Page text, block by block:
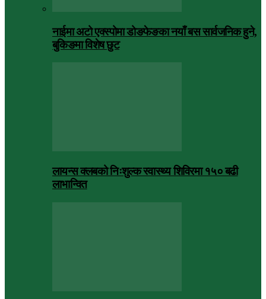
नाईमा अटो एक्स्पोमा डोङफेङका नयाँ बस सार्वजनिक हुने,
बुकिङमा विशेष छुट
लायन्स क्लबको निःशुल्क स्वास्थ्य शिविरमा १५० बढी
लाभान्वित